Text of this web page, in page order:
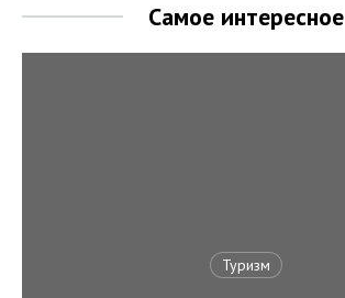
Самое интересное
Туризм